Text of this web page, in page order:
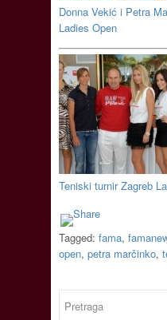
Donna Vekić i Petra
Ladies Open
Teniski turnir Zagreb
Tagged: fama,
open, petra marčinko,